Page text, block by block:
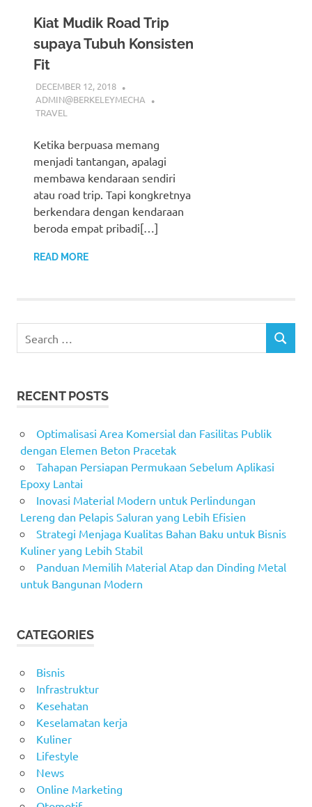
Kiat Mudik Road Trip
supaya Tubuh Konsisten
Fit
DECEMBER 12, 2018
ADMIN@BERKELEYMECHA
TRAVEL
Ketika berpuasa memang
menjadi tantangan, apalagi
membawa kendaraan sendiri
atau road trip. Tapi kongkretnya
berkendara dengan kendaraan
beroda empat pribadi[…]
READ MORE
for:
SEARCH
RECENT POSTS
Optimalisasi Area Komersial dan Fasilitas Publik
dengan Elemen Beton Pracetak
Tahapan Persiapan Permukaan Sebelum Aplikasi
Epoxy Lantai
Inovasi Material Modern untuk Perlindungan
Lereng dan Pelapis Saluran yang Lebih Efisien
Strategi Menjaga Kualitas Bahan Baku untuk Bisnis
Kuliner yang Lebih Stabil
Panduan Memilih Material Atap dan Dinding Metal
untuk Bangunan Modern
CATEGORIES
Bisnis
Infrastruktur
Kesehatan
Keselamatan kerja
Kuliner
Lifestyle
News
Online Marketing